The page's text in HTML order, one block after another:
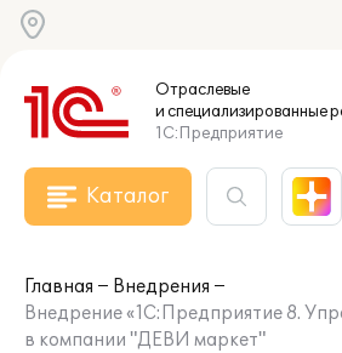
Отраслевые
и специализированные
1С:Предприятие
Каталог
Главная
Внедрения
Внедрение «1С:Предприятие 8.
в компании "ДЕВИ маркет"